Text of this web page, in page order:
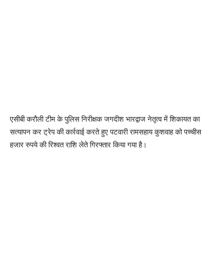
एसीबी करौली टीम के पुलिस निरीक्षक जगदीश भारद्वाज नेतृत्व में शिकायत का
सत्यापन कर ट्रेप की कार्रवाई करते हुए पटवारी रामसहाय कुशवाह को पच्चीस
हजार रुपये की रिश्वत राशि लेते गिरफ्तार किया गया है।